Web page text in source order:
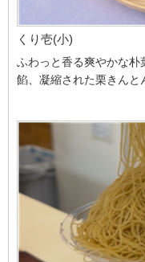
くり壱(小)
ふわっと香る爽やかな朴
餡、凝縮された栗きんと